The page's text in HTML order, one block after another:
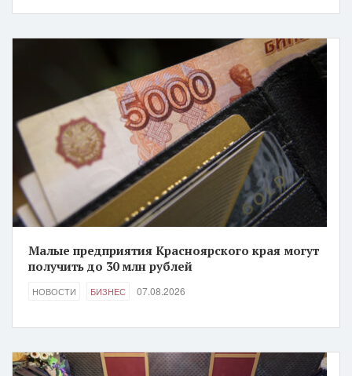
Малые предприятия Красноярского края могут
получить до 30 млн рублей
НОВОСТИ БИЗНЕС 07.08.2026